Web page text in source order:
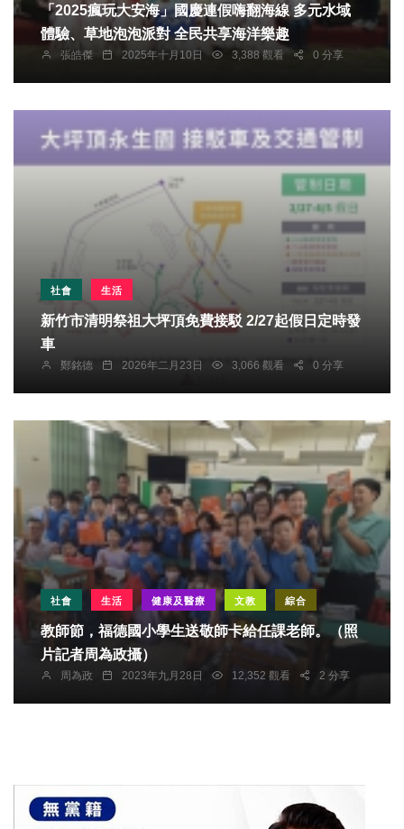
「2025瘋玩大安海」國慶連假嗨翻海線 多元水域
體驗、草地泡泡派對 全民共享海洋樂趣
張皓傑 2025年十月10日 3,388 觀看 0 分享
社會 生活
新竹市清明祭祖大坪頂免費接駁 2/27起假日定時發
車
鄭銘德 2026年二月23日 3,066 觀看 0 分享
社會 生活 健康及醫療 文教 綜合
教師節，福德國小學生送敬師卡給任課老師。（照
片記者周為政攝）
周為政 2023年九月28日 12,352 觀看 2 分享